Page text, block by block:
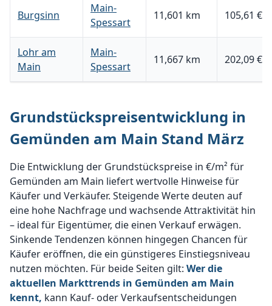
Burgsinn
Main-
Spessart
11,601 km 105,61 €
Lohr am
Main
Main-
Spessart
11,667 km 202,09 €
Grundstückspreisentwicklung in
Gemünden am Main Stand März
Die Entwicklung der Grundstückspreise in €/m² für
Gemünden am Main liefert wertvolle Hinweise für
Käufer und Verkäufer. Steigende Werte deuten auf
eine hohe Nachfrage und wachsende Attraktivität hin
– ideal für Eigentümer, die einen Verkauf erwägen.
Sinkende Tendenzen können hingegen Chancen für
Käufer eröffnen, die ein günstigeres Einstiegsniveau
nutzen möchten. Für beide Seiten gilt: Wer die
aktuellen Markttrends in Gemünden am Main
kennt, kann Kauf- oder Verkaufsentscheidungen